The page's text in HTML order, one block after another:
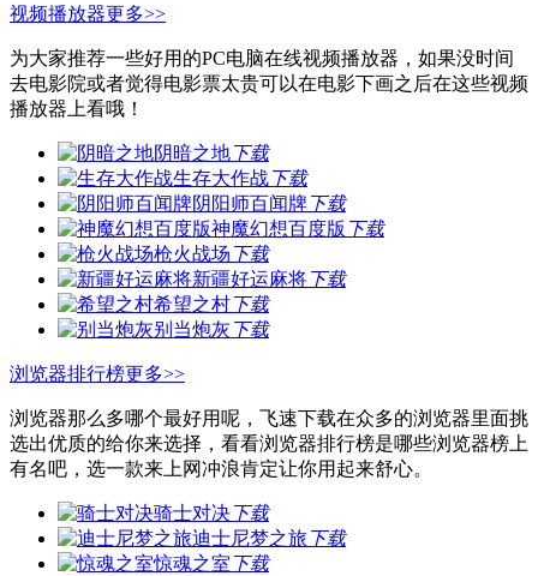
视频播放器更多>>
为大家推荐一些好用的PC电脑在线视频播放器，如果没时间
去电影院或者觉得电影票太贵可以在电影下画之后在这些视频
播放器上看哦！
阴暗之地下载
生存大作战下载
阴阳师百闻牌下载
神魔幻想百度版 下载
枪火战场 下载
新疆好运麻将下载
希望之村下载
别当炮灰 下载
浏览器排行榜更多>>
浏览器那么多哪个最好用呢，飞速下载在众多的浏览器里面挑
选出优质的给你来选择，看看浏览器排行榜是哪些浏览器榜上
有名吧，选一款来上网冲浪肯定让你用起来舒心。
骑士对决下载
迪士尼梦之旅 下载
惊魂之室 下载